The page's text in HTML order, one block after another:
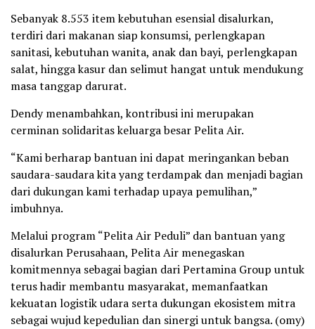
Sebanyak 8.553 item kebutuhan esensial disalurkan,
terdiri dari makanan siap konsumsi, perlengkapan
sanitasi, kebutuhan wanita, anak dan bayi, perlengkapan
salat, hingga kasur dan selimut hangat untuk mendukung
masa tanggap darurat.
Dendy menambahkan, kontribusi ini merupakan
cerminan solidaritas keluarga besar Pelita Air.
“Kami berharap bantuan ini dapat meringankan beban
saudara-saudara kita yang terdampak dan menjadi bagian
dari dukungan kami terhadap upaya pemulihan,”
imbuhnya.
Melalui program “Pelita Air Peduli” dan bantuan yang
disalurkan Perusahaan, Pelita Air menegaskan
komitmennya sebagai bagian dari Pertamina Group untuk
terus hadir membantu masyarakat, memanfaatkan
kekuatan logistik udara serta dukungan ekosistem mitra
sebagai wujud kepedulian dan sinergi untuk bangsa. (omy)